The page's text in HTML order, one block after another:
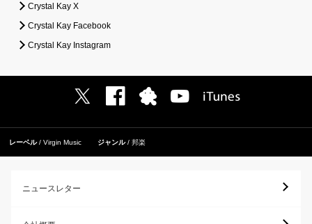
Crystal Kay X
Crystal Kay Facebook
Crystal Kay Instagram
レーベル Virgin Music ジャンル 邦楽
ニュースレター